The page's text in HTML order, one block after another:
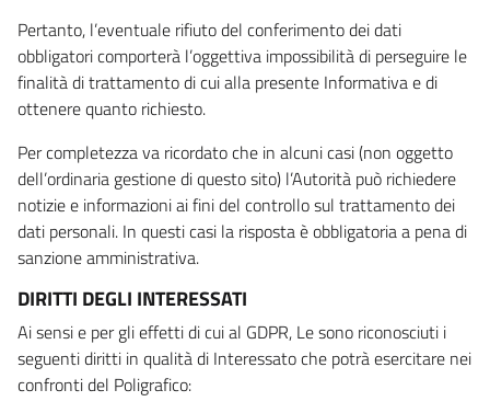
Pertanto, l’eventuale rifiuto del conferimento dei dati
obbligatori comporterà l’oggettiva impossibilità di perseguire le
finalità di trattamento di cui alla presente Informativa e di
ottenere quanto richiesto.
Per completezza va ricordato che in alcuni casi (non oggetto
dell’ordinaria gestione di questo sito) l’Autorità può richiedere
notizie e informazioni ai fini del controllo sul trattamento dei
dati personali. In questi casi la risposta è obbligatoria a pena di
sanzione amministrativa.
DIRITTI DEGLI INTERESSATI
Ai sensi e per gli effetti di cui al GDPR, Le sono riconosciuti i
seguenti diritti in qualità di Interessato che potrà esercitare nei
confronti del Poligrafico: